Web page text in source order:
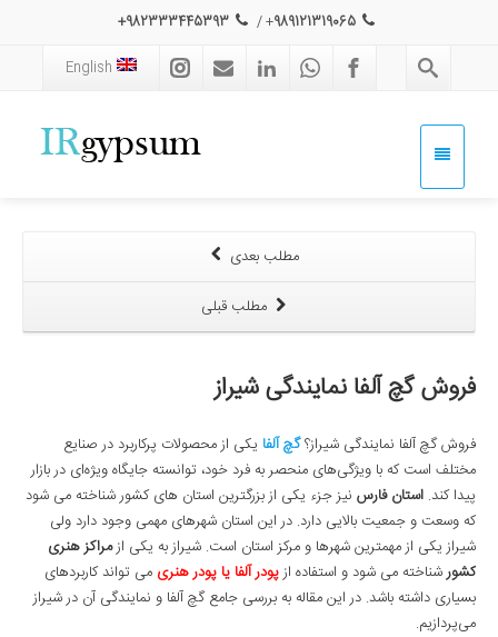
989121319065
+
/
982333445393+
English
مطلب بعدی
مطلب قبلی
فروش گچ آلفا نمایندگی شیراز
فروش گچ آلفا نمایندگی شیراز؟گچ آلفا یکی از محصولات پرکاربرد در صنایع
مختلف است که با ویژگی‌های منحصر به فرد خود، توانسته جایگاه ویژه‌ای در بازار
پیدا کند. استان فارس نیز جزء یکی از بزرگترین استان های کشور شناخته می شود
که وسعت و جمعیت بالایی دارد. در این استان شهرهای مهمی وجود دارد ولی
شیراز یکی از مهمترین شهرها و مرکز استان است. شیراز به یکی ازمراکز هنری
کشورشناخته می شود و استفاده ازپودر آلفا یا پودر هنری می تواند کاربردهای
بسیاری داشته باشد. در این مقاله به بررسی جامع گچ آلفا و نمایندگی آن در شیراز
می‌پردازیم.